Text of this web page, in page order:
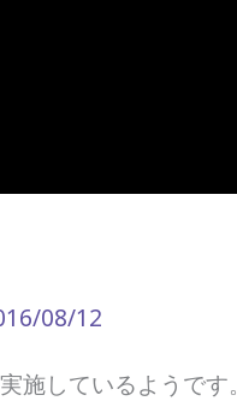
08/12
しているようです。